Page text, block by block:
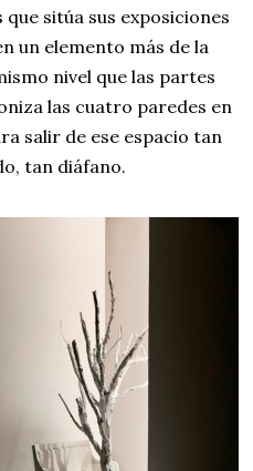
sitúa sus exposiciones
un elemento más de la
nivel que las partes
las cuatro paredes en
salir de ese espacio tan
tan diáfano.